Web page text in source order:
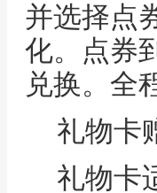
并选择点
化。点券
兑换。全
礼物卡
礼物卡